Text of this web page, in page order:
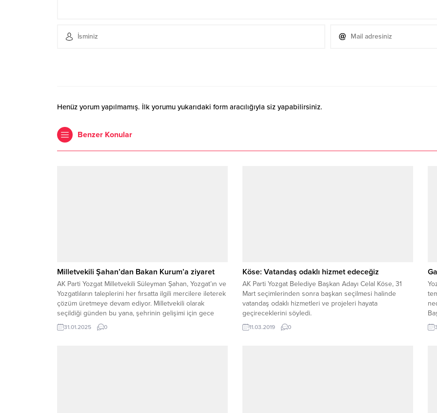
Henüz yorum yapılmamış. İlk yorumu yukarıdaki form aracılığıyla siz yapabilirsiniz.
Benzer Konular
Milletvekili Şahan’dan Bakan Kurum’a ziyaret
AK Parti Yozgat Milletvekili Süleyman Şahan, Yozgat’ın ve
Yozgatlıların taleplerini her fırsatta ilgili mercilere ileterek
çözüm üretmeye devam ediyor. Milletvekili olarak
seçildiği günden bu yana, şehrinin gelişimi için gece
gündüz demeden çalışan Şahan, bu kez Çevre, Şehircilik
ve İklim Değişikliği Bakanı Murat Kurum ile bir araya
31.01.2025 0
Köse: Vatandaş odaklı hizmet edeceğiz
AK Parti Yozgat Belediye Başkan Adayı Celal Köse, 31
Mart seçimlerinden sonra başkan seçilmesi halinde
vatandaş odaklı hizmetleri ve projeleri hayata
geçireceklerini söyledi.
11.03.2019 0